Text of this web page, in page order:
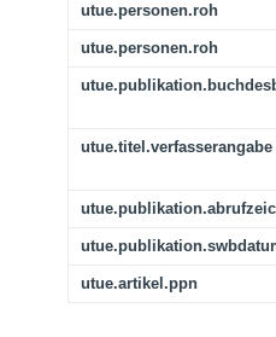
utue.personen.roh
utue.personen.roh
utue.titel.verfasserangabe
utue.artikel.ppn